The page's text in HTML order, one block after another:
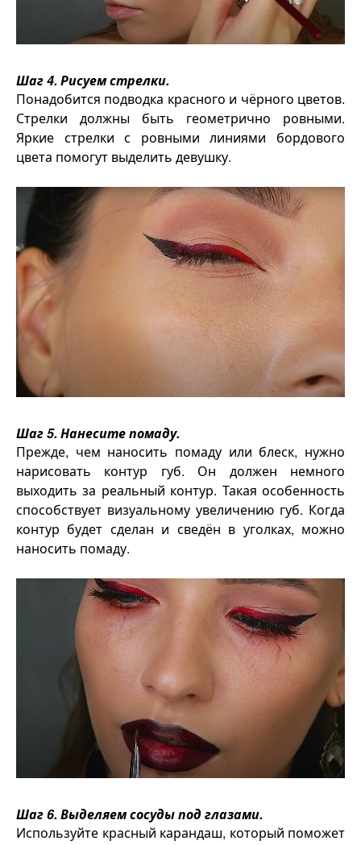
Шаг 4. Рисуем стрелки.
Понадобится подводка красного и чёрного цветов.
Стрелки должны быть геометрично ровными.
Яркие стрелки с ровными линиями бордового
цвета помогут выделить девушку.
Шаг 5. Нанесите помаду.
Прежде, чем наносить помаду или блеск, нужно
нарисовать контур губ. Он должен немного
выходить за реальный контур. Такая особенность
способствует визуальному увеличению губ. Когда
контур будет сделан и сведён в уголках, можно
наносить помаду.
Шаг 6. Выделяем сосуды под глазами.
Используйте красный карандаш, который поможет